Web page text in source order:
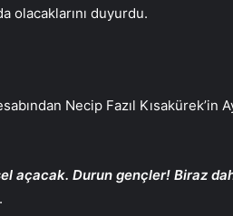
olacaklarını duyurdu.
Necip Fazıl Kısakürek’in
açacak. Durun gençler! Biraz